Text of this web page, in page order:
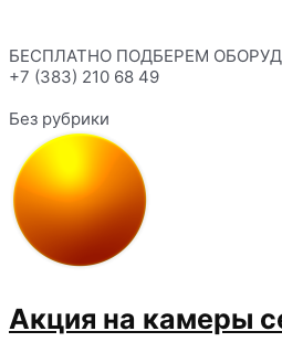
БЕСПЛАТНО ПОДБЕРЕМ
+7 (383) 210 68 49
Без рубрики
Акция на камеры